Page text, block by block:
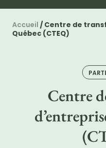
Accueil / Centre de
Québec (CTEQ)
Centre